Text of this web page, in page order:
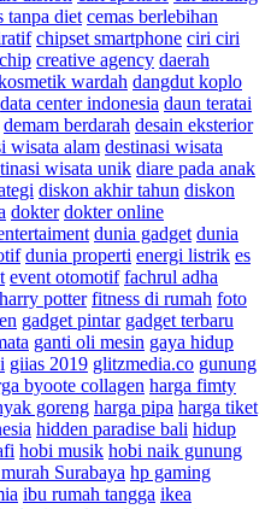
tanpa diet cemas berlebihan
chipset smartphone ciri ciri
creative agency daerah
wardah dangdut koplo
data center indonesia daun teratai
demam berdarah desain eksterior
wisata alam destinasi wisata
wisata unik diare pada anak
diskon akhir tahun diskon
dokter dokter online
dunia gadget dunia
dunia properti energi listrik es
event otomotif fachrul adha
potter fitness di rumah foto
gadget pintar gadget terbaru
ganti oli mesin gaya hidup
giias 2019 glitzmedia.co gunung
byoote collagen harga fimty
goreng harga pipa harga tiket
hidden paradise bali hidup
hobi musik hobi naik gunung
Surabaya hp gaming
ibu rumah tangga ikea